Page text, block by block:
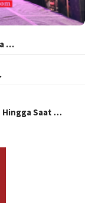
…
Hingga Saat …